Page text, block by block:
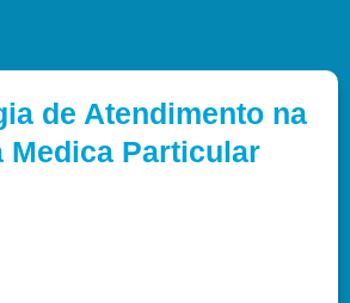
de Atendimento na
Medica Particular